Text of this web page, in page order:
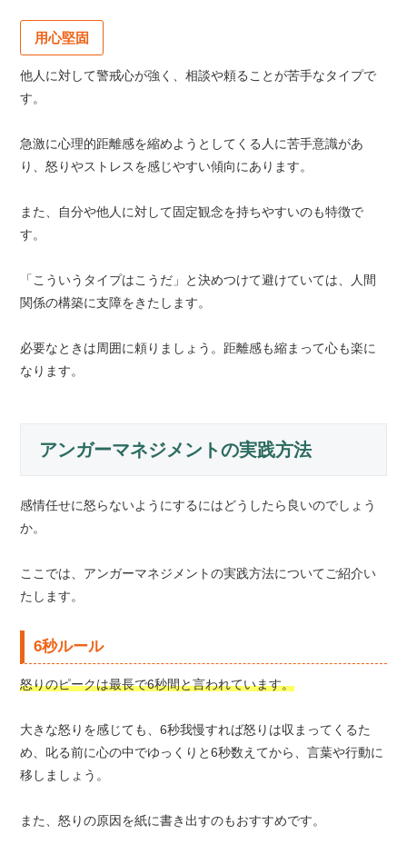
用心堅固
他人に対して警戒心が強く、相談や頼ることが苦手なタイプで
す。
急激に心理的距離感を縮めようとしてくる人に苦手意識があ
り、怒りやストレスを感じやすい傾向にあります。
また、自分や他人に対して固定観念を持ちやすいのも特徴で
す。
「こういうタイプはこうだ」と決めつけて避けていては、人間
関係の構築に支障をきたします。
必要なときは周囲に頼りましょう。距離感も縮まって心も楽に
なります。
アンガーマネジメントの実践方法
感情任せに怒らないようにするにはどうしたら良いのでしょう
か。
ここでは、アンガーマネジメントの実践方法についてご紹介い
たします。
6秒ルール
怒りのピークは最長で6秒間と言われています。
大きな怒りを感じても、6秒我慢すれば怒りは収まってくるた
め、叱る前に心の中でゆっくりと6秒数えてから、言葉や行動に
移しましょう。
また、怒りの原因を紙に書き出すのもおすすめです。